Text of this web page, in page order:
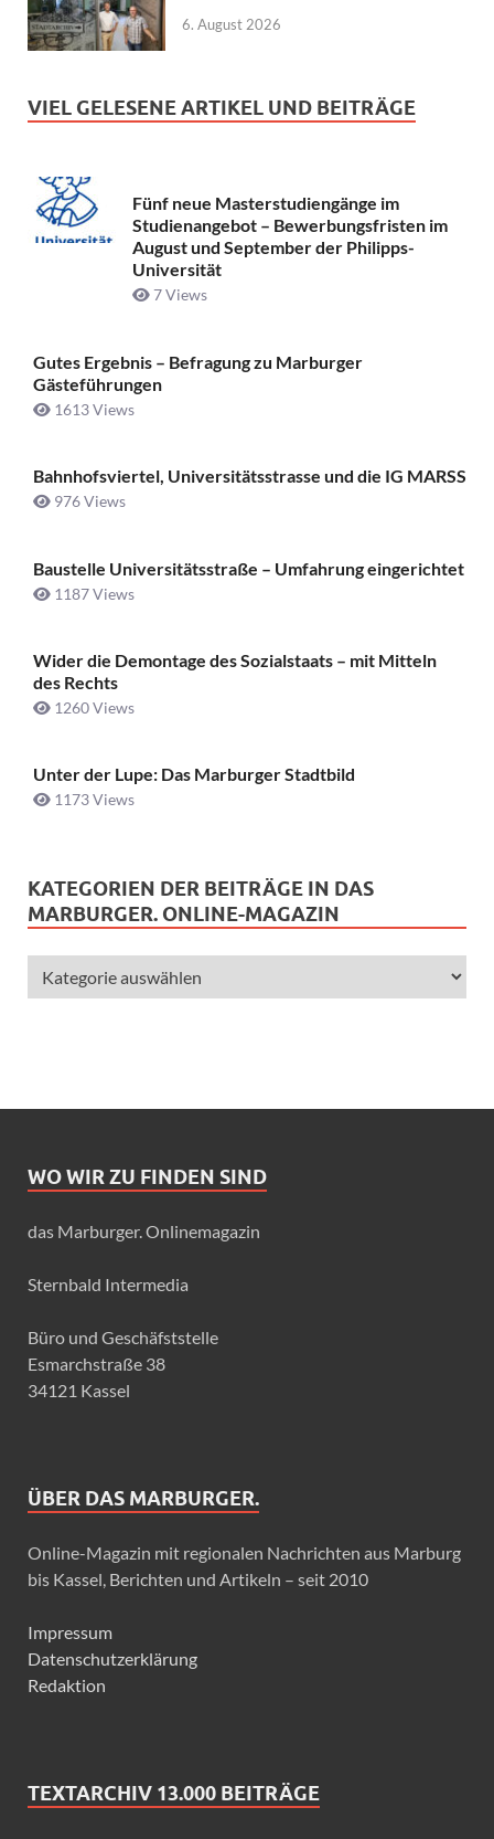
6. August 2026
VIEL GELESENE ARTIKEL UND BEITRÄGE
Fünf neue Masterstudiengänge im
Studienangebot – Bewerbungsfristen im
August und September der Philipps-
Universität
7 Views
Gutes Ergebnis – Befragung zu Marburger
Gästeführungen
1613 Views
Bahnhofsviertel, Universitätsstrasse und die IG MARSS
976 Views
Baustelle Universitätsstraße ­– Umfahrung eingerichtet
1187 Views
Wider die Demontage des Sozialstaats – mit Mitteln
des Rechts
1260 Views
Unter der Lupe: Das Marburger Stadtbild
1173 Views
KATEGORIEN DER BEITRÄGE IN DAS
MARBURGER. ONLINE-MAGAZIN
WO WIR ZU FINDEN SIND
das Marburger. Onlinemagazin
Sternbald Intermedia
Büro und Geschäfststelle
Esmarchstraße 38
34121 Kassel
ÜBER DAS MARBURGER.
Online-Magazin mit regionalen Nachrichten aus Marburg
bis Kassel, Berichten und Artikeln – seit 2010
Impressum
Datenschutzerklärung
Redaktion
TEXTARCHIV 13.000 BEITRÄGE